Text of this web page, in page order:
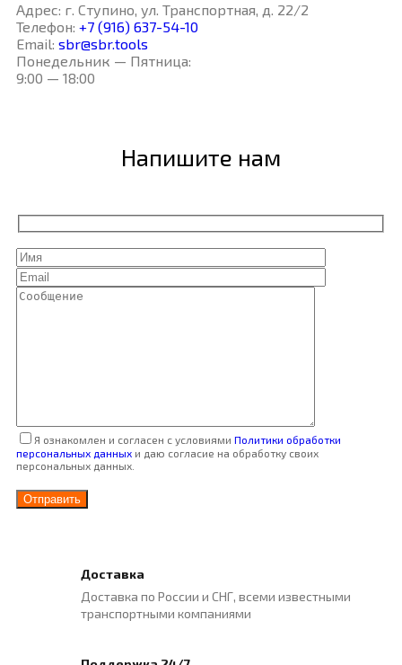
Адрес: г. Ступино, ул. Транспортная, д. 22/2
Телефон: +7 (916) 637-54-10
Email: sbr@sbr.tools
Понедельник — Пятница:
9:00 — 18:00
Напишите нам
Я ознакомлен и согласен с условиями Политики обработки
персональных данных и даю согласие на обработку своих
персональных данных.
Доставка
Доставка по России и СНГ, всеми известными
транспортными компаниями